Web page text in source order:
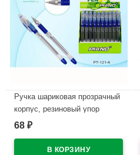
Ручка шариковая прозрачный
корпус, резиновый упор
(PIANO) синий, 0,5мм, игла,
(Ст.50/1200)
68 ₽